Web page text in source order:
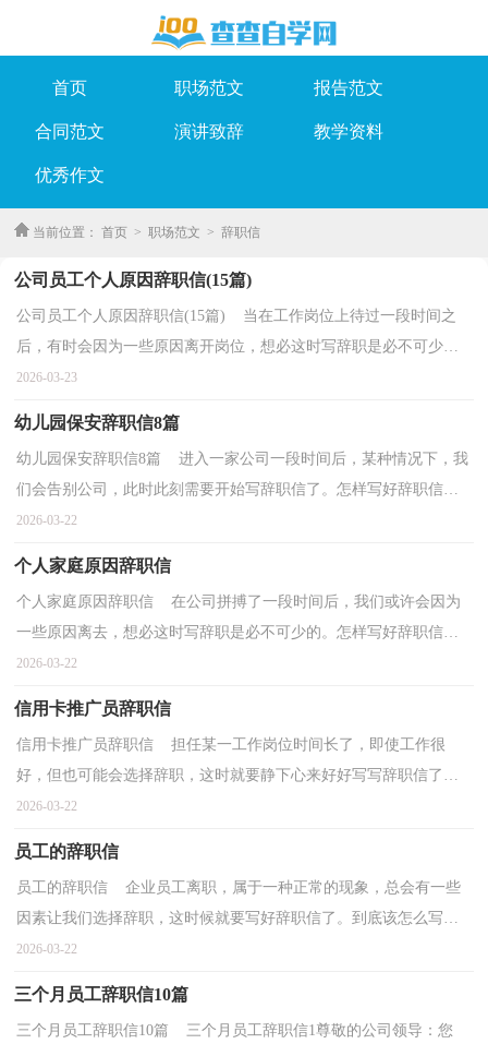
首页 职场范文 报告范文
合同范文 演讲致辞 教学资料
优秀作文
当前位置： 首页 > 职场范文 > 辞职信
公司员工个人原因辞职信(15篇)
公司员工个人原因辞职信(15篇) 当在工作岗位上待过一段时间之
后，有时会因为一些原因离开岗位，想必这时写辞职是必不可少
的。辞职信应该包括什么内容?下面是小编为大家收集...
2026-03-23
幼儿园保安辞职信8篇
幼儿园保安辞职信8篇 进入一家公司一段时间后，某种情况下，我
们会告别公司，此时此刻需要开始写辞职信了。怎样写好辞职信呢?
以下是小编为大家整理的幼儿园保安辞职信，希望对大...
2026-03-22
个人家庭原因辞职信
个人家庭原因辞职信 在公司拼搏了一段时间后，我们或许会因为
一些原因离去，想必这时写辞职是必不可少的。怎样写好辞职信呢?
下面是小编整理的个人家庭原因辞职信，欢迎大家借...
2026-03-22
信用卡推广员辞职信
信用卡推广员辞职信 担任某一工作岗位时间长了，即使工作很
好，但也可能会选择辞职，这时就要静下心来好好写写辞职信了。
那么你会写辞职信吗？下面是小编为大家收集的信用卡推广...
2026-03-22
员工的辞职信
员工的辞职信 企业员工离职，属于一种正常的现象，总会有一些
因素让我们选择辞职，这时候就要写好辞职信了。到底该怎么写辞
职信呢？以下是小编收集整理的员工的辞职信，希望对大家...
2026-03-22
三个月员工辞职信10篇
三个月员工辞职信10篇 三个月员工辞职信1尊敬的公司领导：您